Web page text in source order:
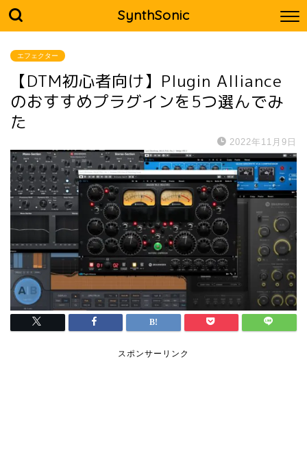
SynthSonic
エフェクター
【DTM初心者向け】Plugin Alliance
のおすすめプラグインを5つ選んでみ
た
2022年11月9日
スポンサーリンク